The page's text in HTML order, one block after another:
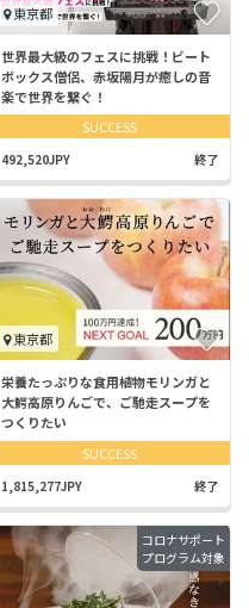
東京都
世界最大級のフェスに挑戦！ビート
ボックス僧侶、赤坂陽月が癒しの音
楽で世界を繋ぐ！
SUCCESS
492,520JPY 終了
東京都
栄養たっぷりな食用植物モリンガと
大鰐高原りんごで、ご馳走スープを
つくりたい
SUCCESS
1,815,277JPY 終了
コロナサポート
プログラム対象